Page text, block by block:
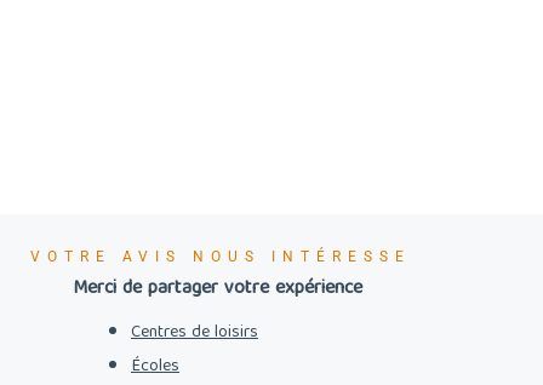
VOTRE AVIS NOUS INTÉRESSE
Merci de partager votre expérience
Centres de loisirs
Écoles